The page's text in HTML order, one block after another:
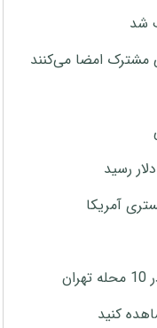
شد
مشترک امضا می‌کنند
کنید